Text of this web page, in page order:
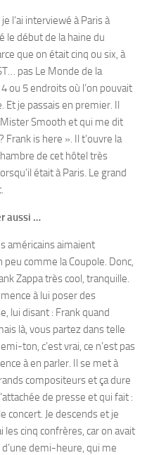
l’ai interviewé à Paris à
le début de la haine du
que on était cinq ou six, à
pas Le Monde de la
ou 5 endroits où l’on pouvait
Et je passais en premier. Il
Smooth et qui me dit
Frank is here ». Il t’ouvre la
de cet hôtel très
était à Paris. Le grand
aussi …
américains aimaient
peu comme la Coupole. Donc,
Zappa très cool, tranquille.
à lui poser des
lui disant : Frank quand
là, vous partez dans telle
ton, c’est vrai, ce n’est pas
à en parler. Il se met à
compositeurs et ça dure
de presse et qui fait :
concert. Je descends et je
les cinq confrères, car on avait
demi-heure, qui me